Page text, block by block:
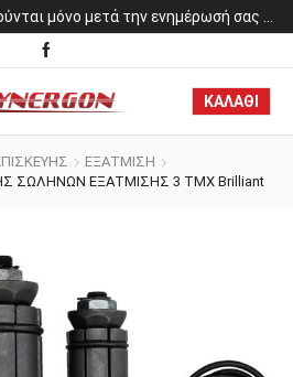
ΚΑΛΑΘΙ
ΕΞΑΤΜΙΣΗ
ΣΩΛΗΝΩΝ ΕΞΑΤΜΙΣΗΣ 3 ΤΜΧ Brilliant